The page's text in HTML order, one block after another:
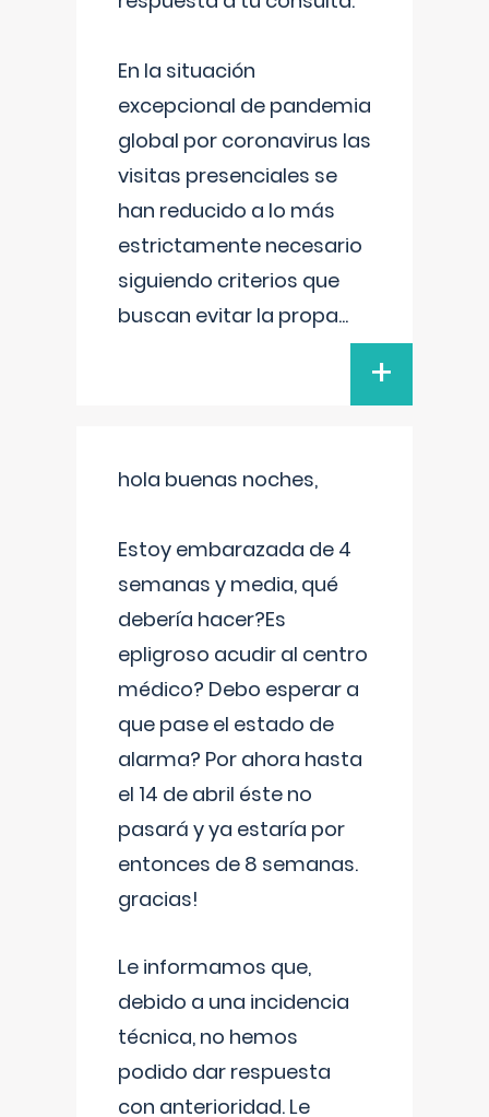
En la situación
excepcional de pandemia
global por coronavirus las
visitas presenciales se
han reducido a lo más
estrictamente necesario
siguiendo criterios que
buscan evitar la propa...
+
hola buenas noches,
Estoy embarazada de 4
semanas y media, qué
debería hacer?Es
epligroso acudir al centro
médico? Debo esperar a
que pase el estado de
alarma? Por ahora hasta
el 14 de abril éste no
pasará y ya estaría por
entonces de 8 semanas.
gracias!
Le informamos que,
debido a una incidencia
técnica, no hemos
podido dar respuesta
con anterioridad. Le